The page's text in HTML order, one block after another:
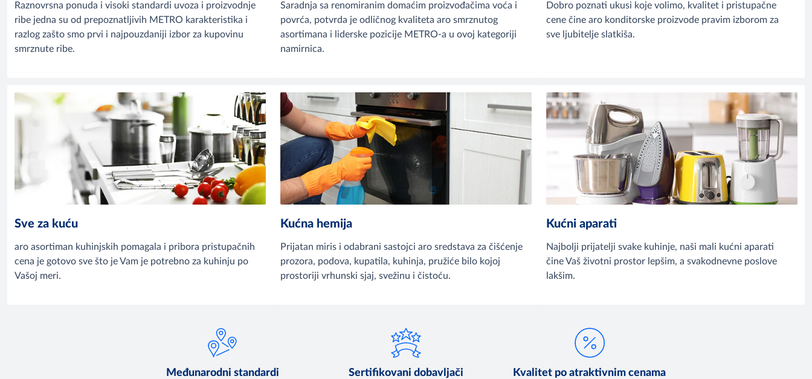
Raznovrsna ponuda i visoki standardi uvoza i proizvodnje
ribe jedna su od prepoznatljivih METRO karakteristika i
razlog zašto smo prvi i najpouzdaniji izbor za kupovinu
smrznute ribe.
Saradnja sa renomiranim domaćim proizvođačima voća i
povrća, potvrda je odličnog kvaliteta aro smrznutog
asortimana i liderske pozicije METRO-a u ovoj kategoriji
namirnica.
Dobro poznati ukusi koje volimo, kvalitet i pristupačne
cene čine aro konditorske proizvode pravim izborom za
sve ljubitelje slatkiša.
Sve za kuću
aro asortiman kuhinjskih pomagala i pribora pristupačnih
cena je gotovo sve što je Vam je potrebno za kuhinju po
Vašoj meri.
Kućna hemija
Prijatan miris i odabrani sastojci aro sredstava za čišćenje
prozora, podova, kupatila, kuhinja, pružiće bilo kojoj
prostoriji vrhunski sjaj, svežinu i čistoću.
Kućni aparati
Najbolji prijatelji svake kuhinje, naši mali kućni aparati
čine Vaš životni prostor lepšim, a svakodnevne poslove
lakšim.
Međunarodni standardi
Sertifikovani dobavljači Kvalitet po atraktivnim cenama